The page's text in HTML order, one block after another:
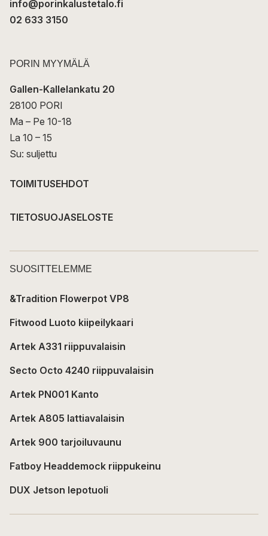
info@porinkalustetalo.fi
02 633 3150
PORIN MYYMÄLÄ
Gallen-Kallelankatu 20
28100 PORI
Ma – Pe 10-18
La 10 – 15
Su: suljettu
TOIMITUSEHDOT
TIETOSUOJASELOSTE
SUOSITTELEMME
&Tradition Flowerpot VP8
Fitwood Luoto kiipeilykaari
Artek A331 riippuvalaisin
Secto Octo 4240 riippuvalaisin
Artek PN001 Kanto
Artek A805 lattiavalaisin
Artek 900 tarjoiluvaunu
Fatboy Headdemock riippukeinu
DUX Jetson lepotuoli